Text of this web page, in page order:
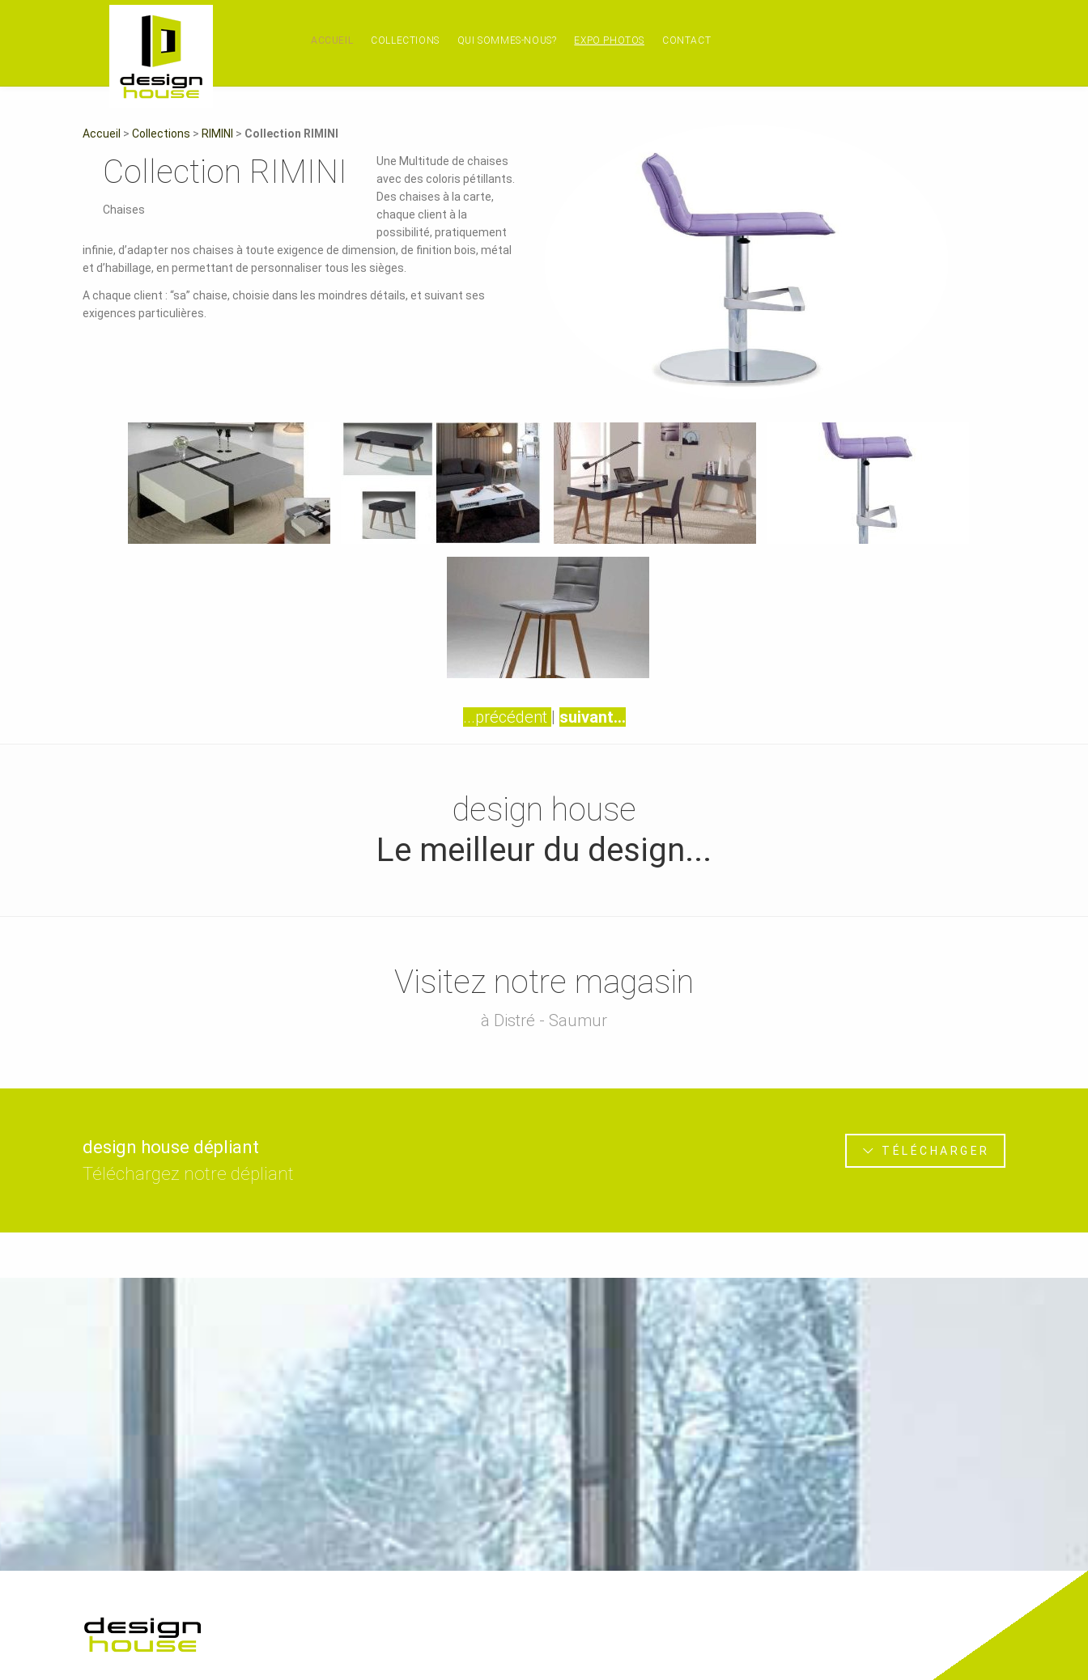
ACCUEIL COLLECTIONS QUI SOMMES-NOUS? EXPO PHOTOS CONTACT
Accueil > Collections > RIMINI > Collection RIMINI
Collection RIMINI
Chaises
Une Multitude de chaises
avec des coloris pétillants.
Des chaises à la carte,
chaque client à la
possibilité, pratiquement
infinie, d’adapter nos chaises à toute exigence de dimension, de finition bois, métal
et d’habillage, en permettant de personnaliser tous les sièges.
A chaque client : “sa” chaise, choisie dans les moindres détails, et suivant ses
exigences particulières.
...précédent | suivant...
design house
Le meilleur du design...
Visitez notre magasin
à Distré - Saumur
design house dépliant
Téléchargez notre dépliant
TÉLÉCHARGER